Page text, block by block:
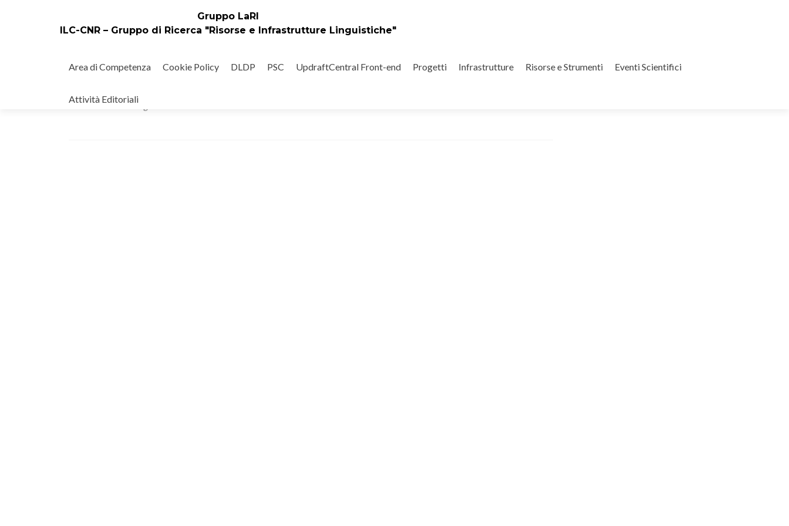
Gruppo LaRI
ILC-CNR – Gruppo di Ricerca "Risorse e Infrastrutture Linguistiche"
il
Area di Competenza Cookie Policy DLDP PSC UpdraftCentral Front-end Progetti Infrastrutture Risorse e Strumenti Eventi Scientifici
Attività Editoriali
Pubblicato il26 Luglio 2017